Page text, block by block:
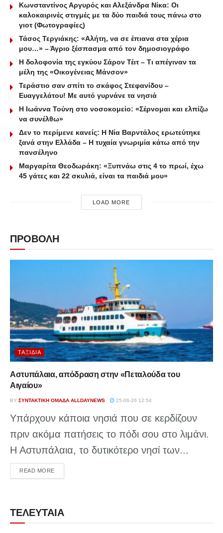
Κωνσταντίνος Αργυρός και Αλεξάνδρα Νίκα: Οι
καλοκαιρινές στιγμές με τα δύο παιδιά τους πάνω στο
γιοτ (Φωτογραφίες)
Τάσος Τεργιάκης: «Αλήτη, να σε έπιανα στα χέρια
μου…» – Άγριο ξέσπασμα από τον δημοσιογράφο
Η δολοφονία της εγκύου Σάρον Τέιτ – Τι απέγιναν τα
μέλη της «Οικογένειας Μάνσον»
Τεράστιο σαν σπίτι το σκάφος Στεφανίδου –
Ευαγγελάτου! Με αυτό γυρνάνε τα νησιά
Η Ιωάννα Τούνη στο νοσοκομείο: «Σέρνομαι και ελπίζω
να συνέλθω»
Δεν το περίμενε κανείς: Η Νία Βαρντάλος ερωτεύτηκε
ξανά στην Ελλάδα – Η τυχαία γνωριμία κάτω από την
πανσέληνο
Μαργαρίτα Θεοδωράκη: «Ξυπνάω στις 4 το πρωί, έχω
45 γάτες και 22 σκυλιά, είναι τα παιδιά μου»
LOAD MORE
ΠΡΟΒΟΛΗ
ΤΑΞΊΔΙΑ
Αστυπάλαια, απόδραση στην «Πεταλούδα του
Αιγαίου»
BY ΣΥΝΤΑΚΤΙΚΉ ΟΜΆΔΑ ALLDAYNEWS 25-06-26 12:54
Υπάρχουν κάποια νησιά που σε κερδίζουν
πριν ακόμα πατήσεις το πόδι σου στο λιμάνι.
Η Αστυπάλαια, το δυτικότερο νησί των...
READ MOREDETAILS
ΤΕΛΕΥΤΑΙΑ